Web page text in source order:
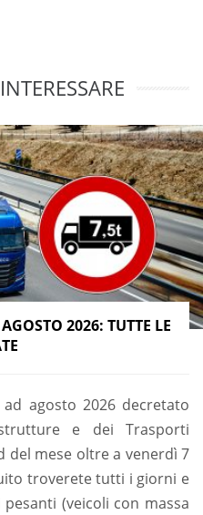
2026: TUTTE LE
agosto 2026 decretato
e dei Trasporti
del mese oltre a venerdì 7
troverete tutti i giorni e
(veicoli con massa